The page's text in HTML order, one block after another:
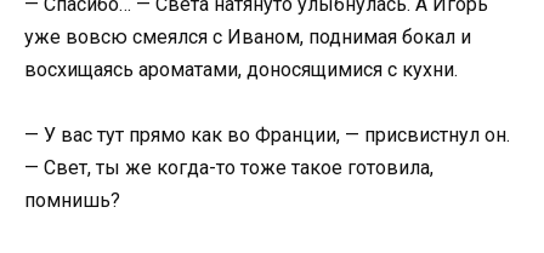
уже вовсю смеялся с Иваном, поднимая бокал и
восхищаясь ароматами, доносящимися с кухни.
— У вас тут прямо как во Франции, — присвистнул он.
— Свет, ты же когда-то тоже такое готовила,
помнишь?